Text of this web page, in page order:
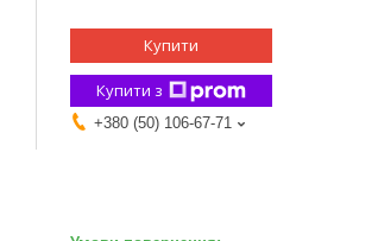
Купити
Купити з
+380 (50) 106-67-71